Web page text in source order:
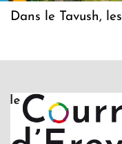
Dans le Tavush,